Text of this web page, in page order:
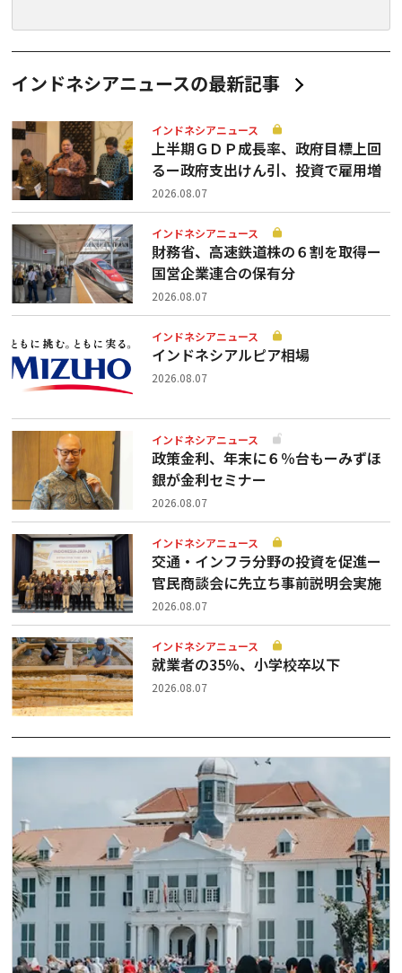
インドネシアニュースの最新記事
インドネシアニュース
上半期ＧＤＰ成長率、政府目標上回
るー政府支出けん引、投資で雇用増
2026.08.07
インドネシアニュース
財務省、高速鉄道株の６割を取得ー
国営企業連合の保有分
2026.08.07
インドネシアニュース
インドネシアルピア相場
2026.08.07
インドネシアニュース
政策金利、年末に６％台もーみずほ
銀が金利セミナー
2026.08.07
インドネシアニュース
交通・インフラ分野の投資を促進ー
官民商談会に先立ち事前説明会実施
2026.08.07
インドネシアニュース
就業者の35％、小学校卒以下
2026.08.07